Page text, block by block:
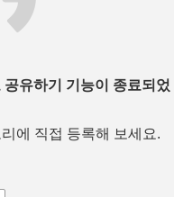
유하기 기능이 종료되었
에 직접 등록해 보세요.